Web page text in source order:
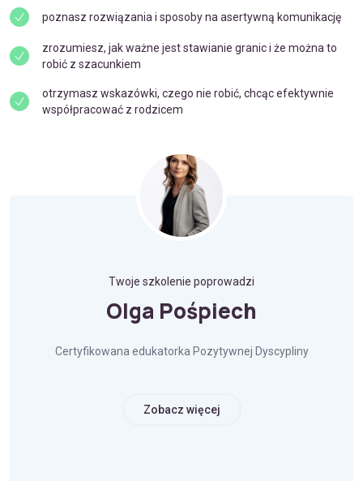
poznasz rozwiązania i sposoby na asertywną komunikację
zrozumiesz, jak ważne jest stawianie granic i że można to
robić z szacunkiem
otrzymasz wskazówki, czego nie robić, chcąc efektywnie
współpracować z rodzicem
Twoje szkolenie poprowadzi
Olga Pośpiech
Certyfikowana edukatorka Pozytywnej Dyscypliny
Zobacz więcej